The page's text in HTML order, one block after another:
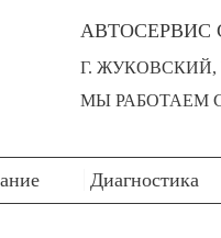
Г. ЖУКОВСКИЙ,
МЫ РАБОТАЕМ С
Диагностика